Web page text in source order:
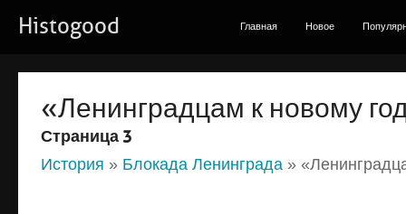
Histogood Главная Новое
«Ленинградцам к новому
Страница 3
История » Блокада Ленинграда »